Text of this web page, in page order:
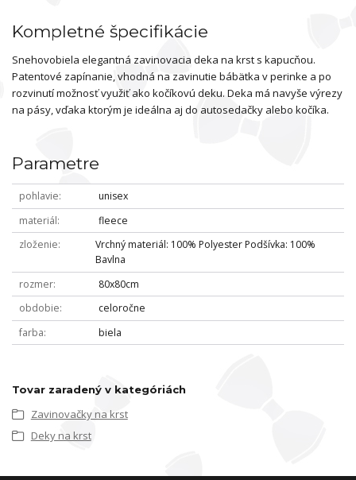
Kompletné špecifikácie
Snehovobiela elegantná zavinovacia deka na krst s kapucňou.
Patentové zapínanie, vhodná na zavinutie bábätka v perinke a po
rozvinutí možnosť využiť ako kočíkovú deku. Deka má navyše výrezy
na pásy, vďaka ktorým je ideálna aj do autosedačky alebo kočíka.
Parametre
pohlavie
unisex
materiál
fleece
zloženie
Vrchný materiál: 100% Polyester Podšívka: 100%
Bavlna
rozmer
80x80cm
obdobie
celoročne
farba
biela
Tovar zaradený v kategóriách
Zavinovačky na krst
Deky na krst